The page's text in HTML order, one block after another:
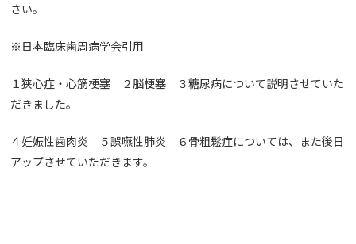
さい。
※日本臨床歯周病学会引用
１狭心症・心筋梗塞 ２脳梗塞
３糖尿病について説明させていた
だきました。
４妊娠性歯肉炎 ５誤嚥性肺炎 ６骨粗鬆症については、また後日
アップさせていただきます。